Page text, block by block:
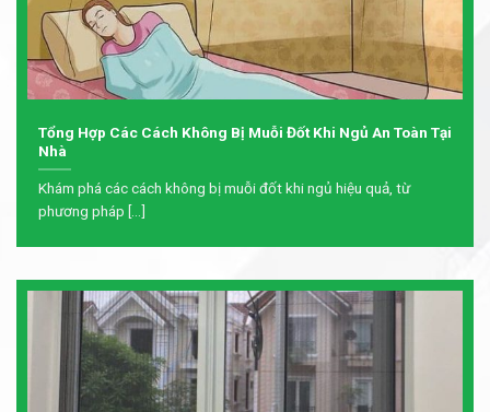
Tổng Hợp Các Cách Không Bị Muỗi Đốt Khi Ngủ An Toàn Tại
Nhà
Khám phá các cách không bị muỗi đốt khi ngủ hiệu quả, từ
phương pháp [...]